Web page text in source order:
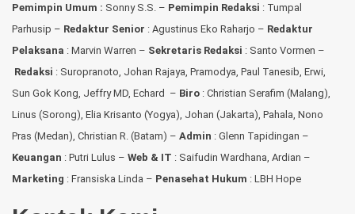
Pemimpin Umum : Sonny S.S. – Pemimpin Redaksi : Tumpal
Parhusip – Redaktur Senior : Agustinus Eko Raharjo – Redaktur
Pelaksana : Marvin Warren – Sekretaris Redaksi : Santo Vormen –
Redaksi : Suropranoto, Johan Rajaya, Pramodya, Paul Tanesib, Erwi,
Sun Gok Kong, Jeffry MD, Echard – Biro : Christian Serafim (Malang),
Linus (Sorong), Elia Krisanto (Yogya), Johan (Jakarta), Pahala, Nono
Pras (Medan), Christian R. (Batam) – Admin : Glenn Tapidingan –
Keuangan : Putri Lulus – Web & IT : Saifudin Wardhana, Ardian –
Marketing : Fransiska Linda – Penasehat Hukum : LBH Hope